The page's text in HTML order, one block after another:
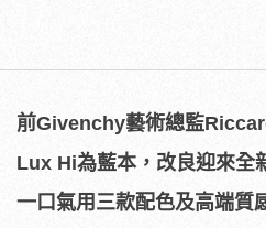
前Givenchy藝術總監
Lux Hi為藍本，改良迎來全
一口氣用三款配色及高端質